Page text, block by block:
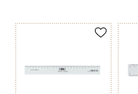
merken Produkt